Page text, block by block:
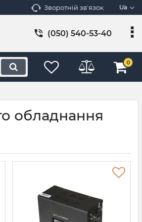
Зворотній зв'язок Ua
(050) 540-53-40
0
обладнання